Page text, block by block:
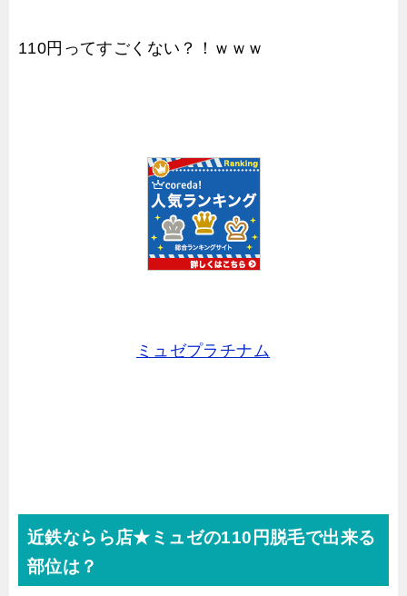
110円ってすごくない？！ｗｗｗ
ミュゼプラチナム
近鉄ならら店★ミュゼの110円脱毛で出来る
部位は？